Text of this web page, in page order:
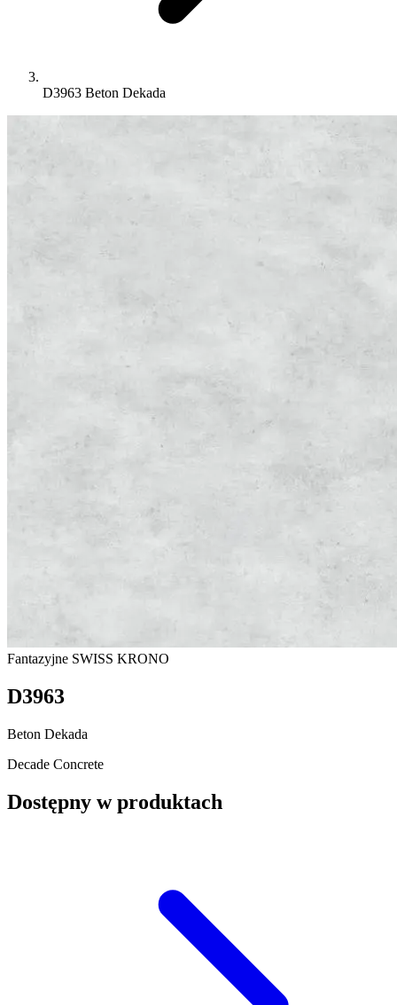
D3963 Beton Dekada
Fantazyjne SWISS KRONO
D3963
Beton Dekada
Decade Concrete
Dostępny w produktach